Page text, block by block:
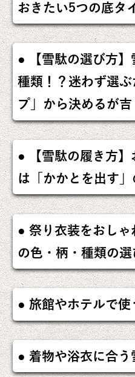
おきたい5つの底タ
【雪駄の選び方
種類！？迷わず選
プ」から決めるが吉
【雪駄の履き方
は「かかとを出す」
祭り衣装をおしゃ
の色・柄・種類の選
旅館やホテルで使
着物や浴衣に合う